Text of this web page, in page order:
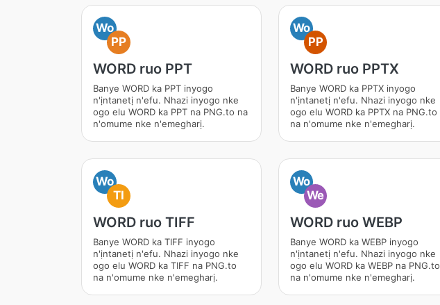
Wo
PP
WORD ruo PPT
Banye WORD ka PPT inyogo
n'ịntanetị n'efu. Nhazi inyogo nke
ogo elu WORD ka PPT na PNG.to na
n'omume nke n'emegharị.
Wo
PP
WORD ruo PPTX
Banye WORD ka PPTX inyogo
n'ịntanetị n'efu. Nhazi inyogo nke
ogo elu WORD ka PPTX na PNG.to
na n'omume nke n'emegharị.
Wo
TI
WORD ruo TIFF
Banye WORD ka TIFF inyogo
n'ịntanetị n'efu. Nhazi inyogo nke
ogo elu WORD ka TIFF na PNG.to
na n'omume nke n'emegharị.
Wo
We
WORD ruo WEBP
Banye WORD ka WEBP inyogo
n'ịntanetị n'efu. Nhazi inyogo nke
ogo elu WORD ka WEBP na PNG.to
na n'omume nke n'emegharị.